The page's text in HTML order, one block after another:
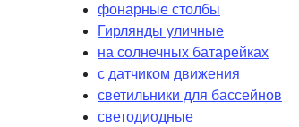
фонарные столбы
Гирлянды уличные
на солнечных батарейках
с датчиком движения
светильники для бассейнов
светодиодные